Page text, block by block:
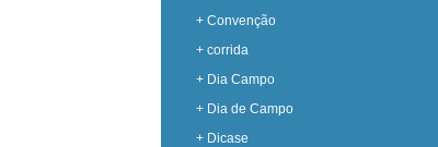
+ Convenção
+ corrida
+ Dia Campo
+ Dia de Campo
+ Dicase